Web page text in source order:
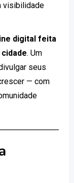
visibilidade
digital feita
. Um
seus
— com